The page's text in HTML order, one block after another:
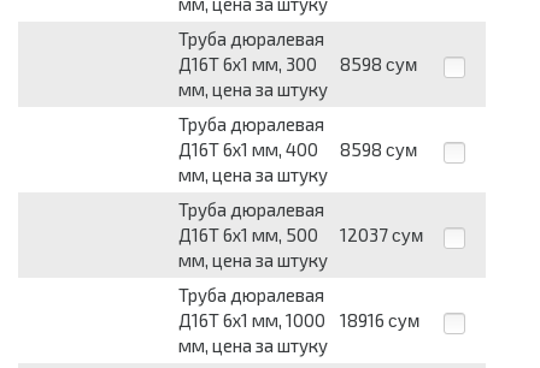
Труба дюралевая
Д16Т 6х1 мм, 300
мм, цена за штуку
8598 сум
Труба дюралевая
Д16Т 6х1 мм, 400
мм, цена за штуку
8598 сум
Труба дюралевая
Д16Т 6х1 мм, 500
мм, цена за штуку
12037 сум
Труба дюралевая
Д16Т 6х1 мм, 1000
мм, цена за штуку
18916 сум